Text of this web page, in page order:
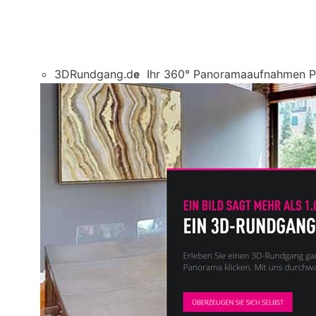
3DRundgang.de Ihr 360° Panoramaaufnahmen